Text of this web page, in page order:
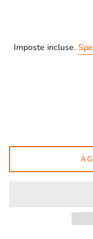
Imposte incluse.